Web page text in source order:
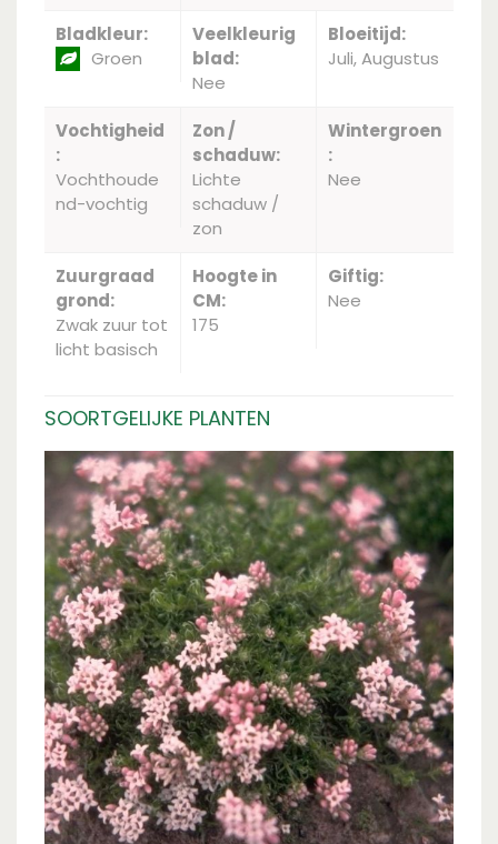
Bladkleur:
Groen
Veelkleurig
blad:
Nee
Bloeitijd:
Juli, Augustus
Vochtigheid
:
Vochthoude
nd-vochtig
Zon /
schaduw:
Lichte
schaduw /
zon
Wintergroen
:
Nee
Zuurgraad
grond:
Zwak zuur tot
licht basisch
Hoogte in
CM:
175
Giftig:
Nee
SOORTGELIJKE PLANTEN